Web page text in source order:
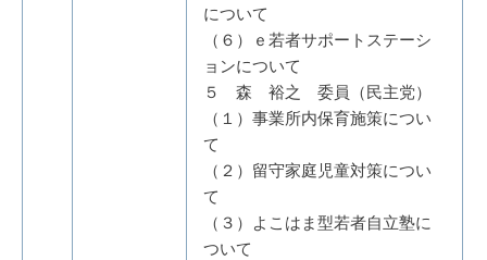
について
（６）ｅ若者サポートステーシ
ョンについて
５ 森 裕之 委員（民主党）
（１）事業所内保育施策につい
て
（２）留守家庭児童対策につい
て
（３）よこはま型若者自立塾に
ついて